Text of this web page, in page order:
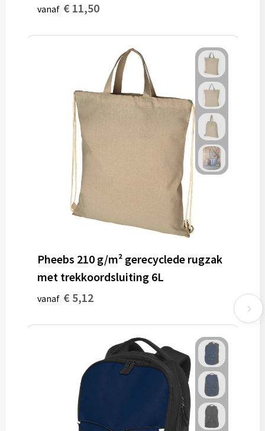
vanaf € 11,50
Pheebs 210 g/m² gerecyclede rugzak
met trekkoordsluiting 6L
vanaf € 5,12